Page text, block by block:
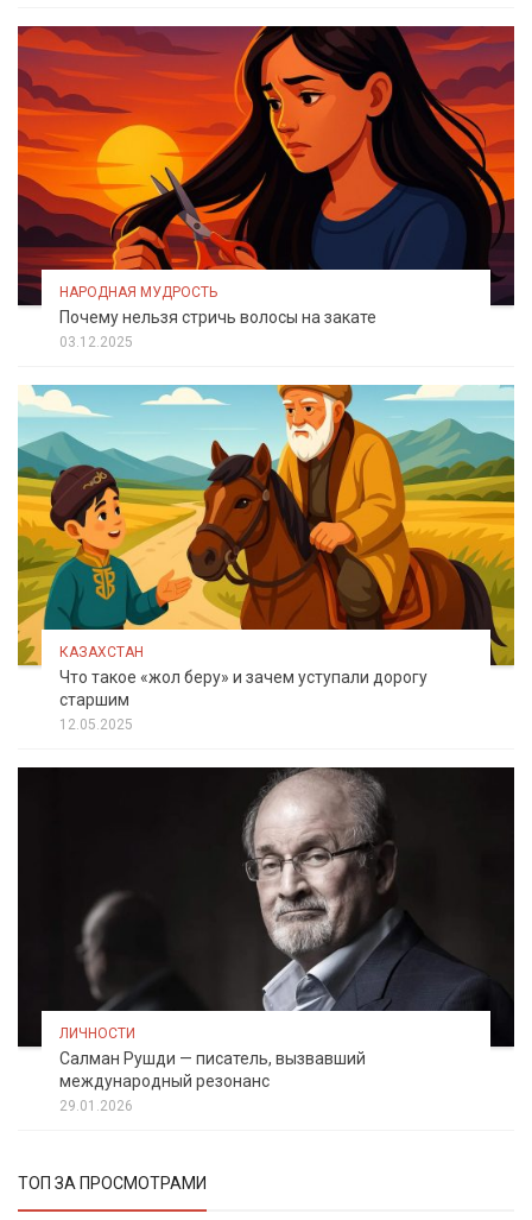
НАРОДНАЯ МУДРОСТЬ
Почему нельзя стричь волосы на закате
03.12.2025
КАЗАХСТАН
Что такое «жол беру» и зачем уступали дорогу
старшим
12.05.2025
ЛИЧНОСТИ
Салман Рушди — писатель, вызвавший
международный резонанс
29.01.2026
ТОП ЗА ПРОСМОТРАМИ